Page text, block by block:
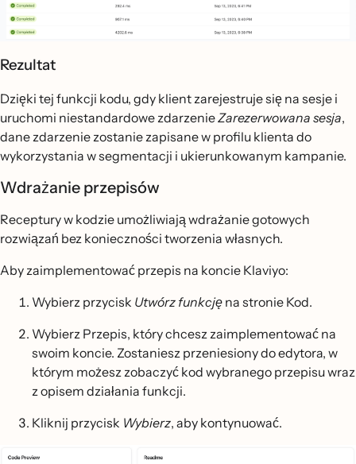
Rezultat
Dzięki tej funkcji kodu, gdy klient zarejestruje się na sesje i
uruchomi niestandardowe zdarzenieZarezerwowana sesja,
dane zdarzenie zostanie zapisane w profilu klienta do
wykorzystania w segmentacji i ukierunkowanym kampanie.
Wdrażanie przepisów
Receptury w kodzie umożliwiają wdrażanie gotowych
rozwiązań bez konieczności tworzenia własnych.
Aby zaimplementować przepis na koncie Klaviyo:
Wybierz przycisk Utwórz funkcję na stronie Kod.
Wybierz Przepis, który chcesz zaimplementować na
swoim koncie. Zostaniesz przeniesiony do edytora, w
którym możesz zobaczyć kod wybranego przepisu wraz
z opisem działania funkcji.
Kliknij przycisk Wybierz, aby kontynuować.